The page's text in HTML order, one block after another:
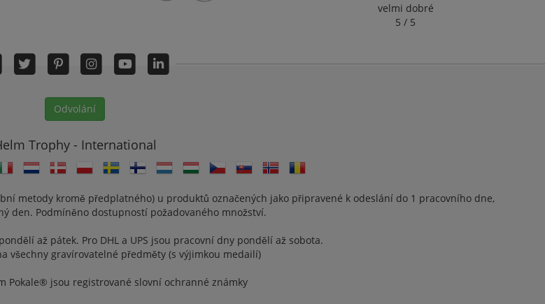
velmi dobré
5 / 5
Odvolání
Trophy - International
metody kromě předplatného) u produktů označených jako připravené k odeslání do 1 pracovního dne,
den. Podmíněno dostupností požadovaného množství.
až pátek. Pro DHL a UPS jsou pracovní dny pondělí až sobota.
všechny gravírovatelné předměty (s výjimkou medailí)
Pokale® jsou registrované slovní ochranné známky